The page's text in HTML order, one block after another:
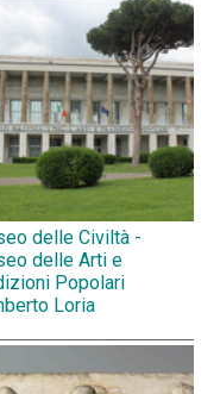
delle Civiltà -
delle Arti e
Popolari
Loria